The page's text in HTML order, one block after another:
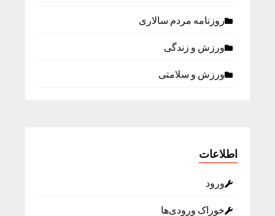
روزنامه مردم سالاری
ورزش و زندگی
ورزش و سلامتی
اطلاعات
ورود
خوراک ورودی‌ها